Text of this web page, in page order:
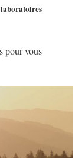
laboratoires
pour vous